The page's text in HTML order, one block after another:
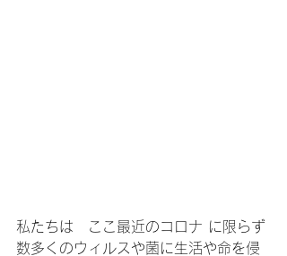
私たちは　ここ最近のコロナ に限らず
数多くのウィルスや菌に生活や命を侵